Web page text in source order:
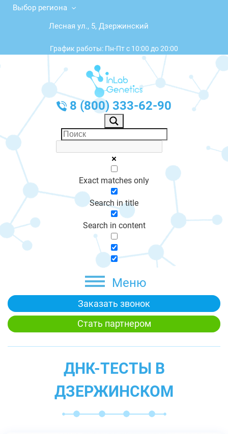
Выбор региона
Лесная ул., 5, Дзержинский
График работы: Пн-Пт с 10:00 до 20:00
8 (800) 333-62-90
Exact matches only
Search in title
Search in content
Меню
Заказать звонок
Стать партнером
ДНК-ТЕСТЫ В
ДЗЕРЖИНСКОМ